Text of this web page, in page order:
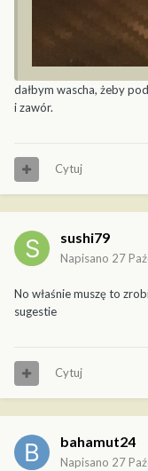
dałbym wascha, żeby
i zawór.
Cytuj
sushi79
Napisano 27
No właśnie muszę to
sugestie
Cytuj
bahamut24
Napisano 27